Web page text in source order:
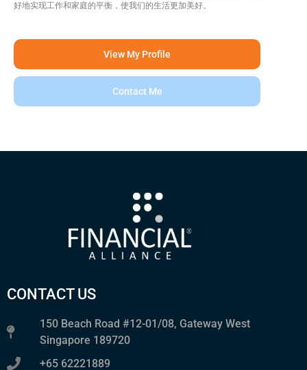
好地实现工作和家庭的平衡，使我们的生活更加美好。
View My Profile
Contact Me
CONTACT US
150 Beach Road #12-01/08, Gateway West
Singapore 189720
+65 62221889